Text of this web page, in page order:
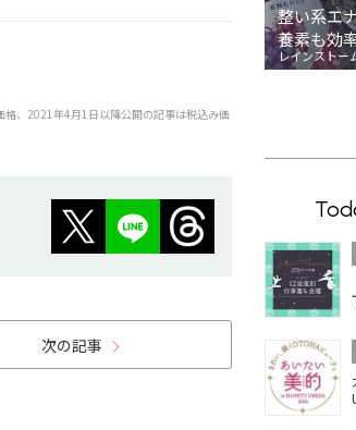
、2021年4月1日以降公開の記事は税込み価
次の記事
整い系エ
養素も効
レインストー